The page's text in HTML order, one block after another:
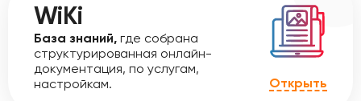
WiKi
База знаний, где собрана
структурированная онлайн-
документация, по услугам,
настройкам.
Открыть